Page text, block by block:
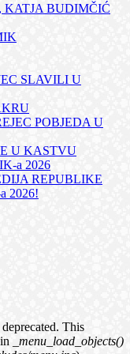
KATJA BUDIMČIĆ
SLAVILI U
POBJEDA U
U KASTVU
a 2026
REPUBLIKE
2026!
This
_menu_load_objects()